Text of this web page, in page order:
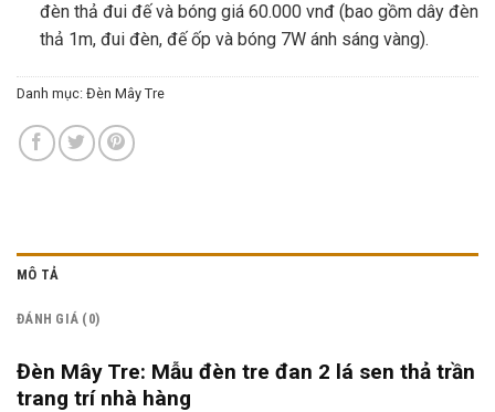
đèn thả đui đế và bóng giá 60.000 vnđ (bao gồm dây đèn
thả 1m, đui đèn, đế ốp và bóng 7W ánh sáng vàng).
Danh mục: Đèn Mây Tre
MÔ TẢ
ĐÁNH GIÁ (0)
Đèn Mây Tre: Mẫu đèn tre đan 2 lá sen thả trần
trang trí nhà hàng